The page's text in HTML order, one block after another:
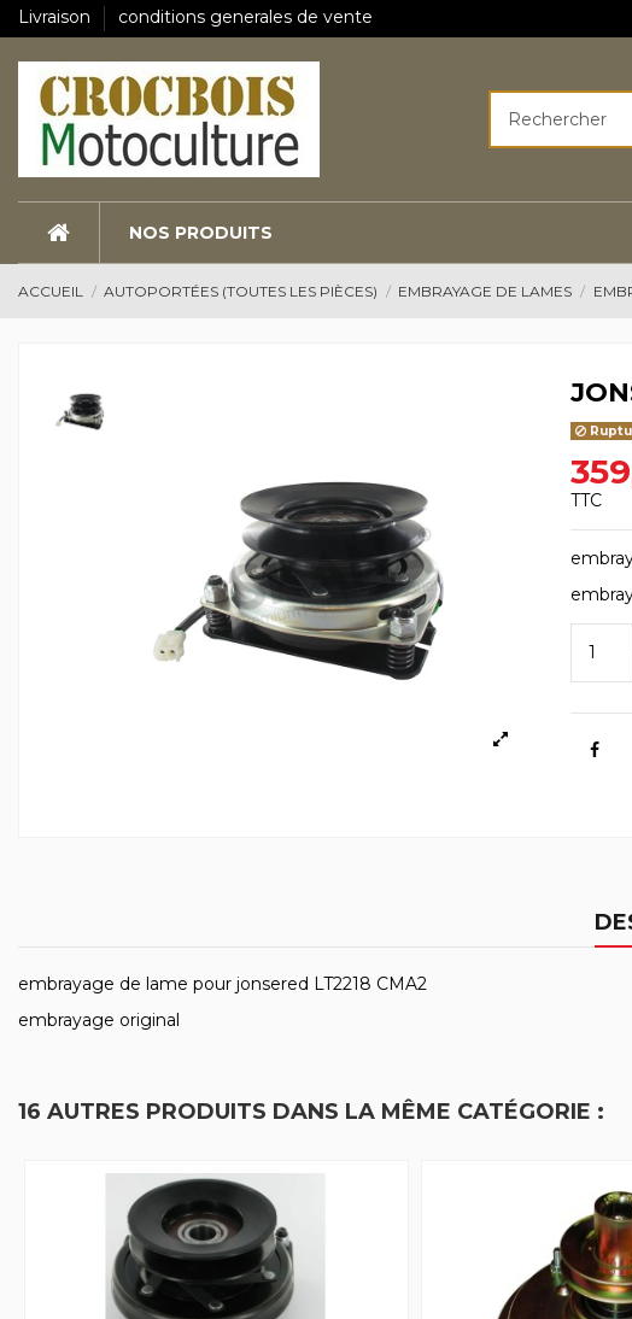
Livraison conditions generales de vente
NOS PRODUITS
ACCUEIL AUTOPORTÉES (TOUTES LES PIÈCES) EMBRAYAGE DE LAMES
TTC
embrayage de lame pour jonsered LT2218 CMA2
embrayage original
16 AUTRES PRODUITS DANS LA MÊME CATÉGORIE :